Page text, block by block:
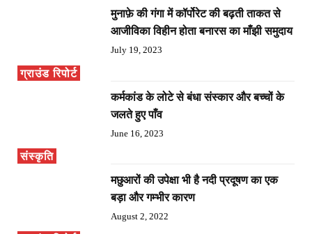
ग्राउंड रिपोर्ट
मुनाफ़े की गंगा में कॉर्पोरेट की बढ़ती ताकत से
आजीविका विहीन होता बनारस का माँझी समुदाय
July 19, 2023
संस्कृति
कर्मकांड के लोटे से बंधा संस्कार और बच्चों के
जलते हुए पाँव
June 16, 2023
मछुआरों की उपेक्षा भी है नदी प्रदूषण का एक
बड़ा और गम्भीर कारण
August 2, 2022